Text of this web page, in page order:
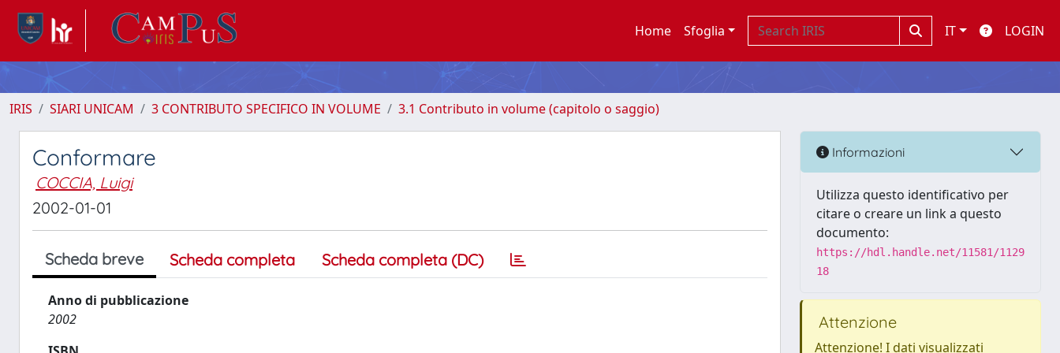
Home Sfoglia IT LOGIN
IRIS SIARI UNICAM 3 CONTRIBUTO SPECIFICO IN VOLUME 3.1 Contributo in volume (capitolo o saggio)
Conformare
COCCIA, Luigi
2002-01-01
Scheda breve Scheda completa Scheda completa (DC)
Anno di pubblicazione
2002
Informazioni
Utilizza questo identificativo per
citare o creare un link a questo
documento:
https://hdl.handle.net/11581/1129
18
Attenzione
Attenzione! I dati visualizzati